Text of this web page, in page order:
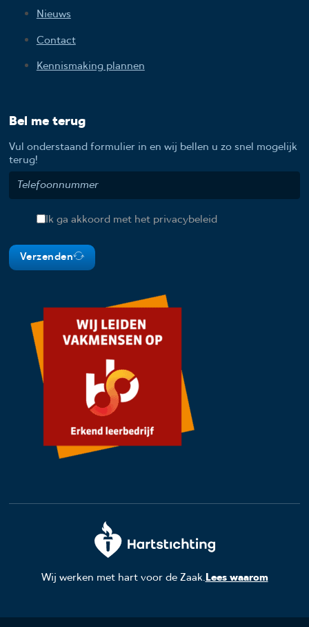
Nieuws
Contact
Kennismaking plannen
Bel me terug
Vul onderstaand formulier in en wij bellen u zo snel mogelijk
terug!
Ik ga akkoord met het privacybeleid
Verzenden
Wij werken met hart voor de Zaak.Lees waarom